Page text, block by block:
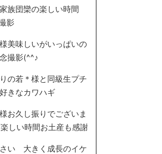
族団欒の楽しい時間
影
美味しいがいっぱいの
撮影(^^♪
の若＊様と同級生プチ
きなカワハギ
お久し振りでございま
しい時間お土産も感謝
い 大きく成長のイケ